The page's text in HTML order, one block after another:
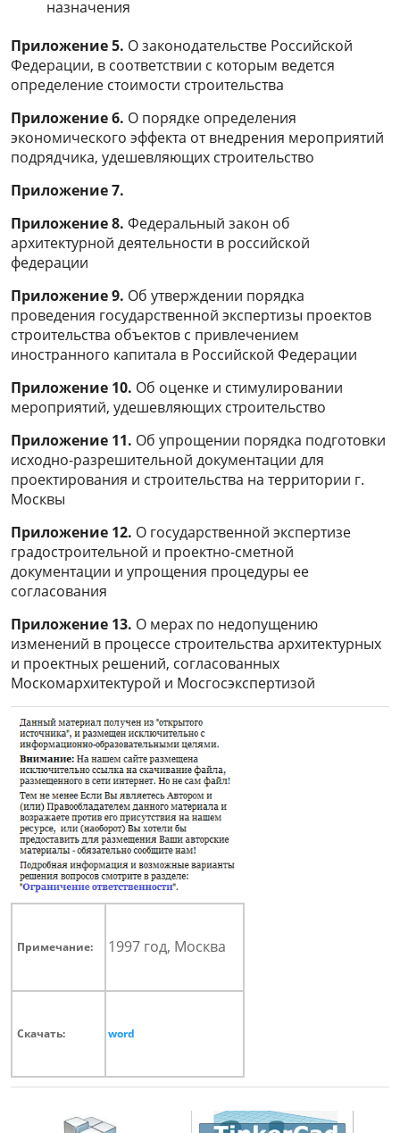
назначения
Приложение 5. О законодательстве Российской
Федерации, в соответствии с которым ведется
определение стоимости строительства
Приложение 6. О порядке определения
экономического эффекта от внедрения мероприятий
подрядчика, удешевляющих строительство
Приложение 7.
Приложение 8. Федеральный закон об
архитектурной деятельности в российской
федерации
Приложение 9. Об утверждении порядка
проведения государственной экспертизы проектов
строительства объектов с привлечением
иностранного капитала в Российской Федерации
Приложение 10. Об оценке и стимулировании
мероприятий, удешевляющих строительство
Приложение 11. Об упрощении порядка подготовки
исходно-разрешительной документации для
проектирования и строительства на территории г.
Москвы
Приложение 12. О государственной экспертизе
градостроительной и проектно-сметной
документации и упрощения процедуры ее
согласования
Приложение 13. О мерах по недопущению
изменений в процессе строительства архитектурных
и проектных решений, согласованных
Москомархитектурой и Мосгосэкспертизой
Примечание: 1997 год, Москва
Скачать: word